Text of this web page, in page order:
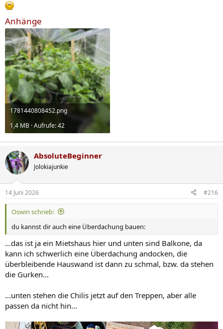
Anhänge
1781440808452.png
1,4 MB · Aufrufe: 42
AbsoluteBeginner
Jolokiajunkie
14 Juni 2026 #216
Oswin schrieb:
du kannst dir auch eine Überdachung bauen:
...das ist ja ein Mietshaus hier und unten sind Balkone, da
kann ich schwerlich eine Überdachung andocken, die
überbleibende Hauswand ist dann zu schmal, bzw. da stehen
die Gurken...
...unten stehen die Chilis jetzt auf den Treppen, aber alle
passen da nicht hin...